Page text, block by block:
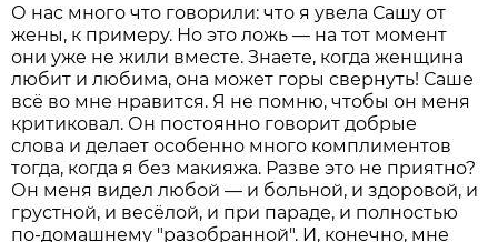
О нас много что говорили: что я увела Сашу от
жены, к примеру. Но это ложь — на тот момент
они уже не жили вместе. Знаете, когда женщина
любит и любима, она может горы свернуть! Саше
всё во мне нравится. Я не помню, чтобы он меня
критиковал. Он постоянно говорит добрые
слова и делает особенно много комплиментов
тогда, когда я без макияжа. Разве это не приятно?
Он меня видел любой — и больной, и здоровой, и
грустной, и весёлой, и при параде, и полностью
по-домашнему "разобранной". И, конечно, мне